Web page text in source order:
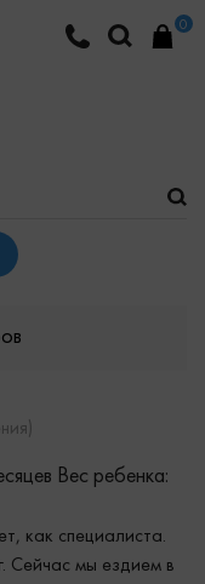
0
Вес ребенка:
как специалиста.
Сейчас мы ездием в